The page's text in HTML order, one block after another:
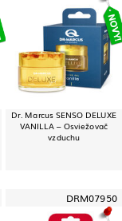
Dr. Marcus SENSO DELUXE
VANILLA – Osviežovač
vzduchu
DRM07950